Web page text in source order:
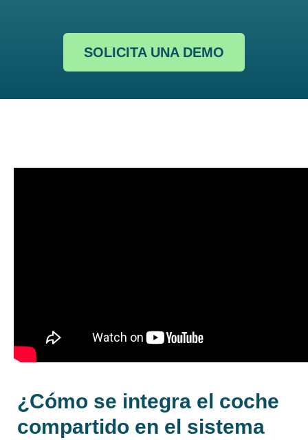
SOLICITA UNA DEMO
¿Cómo se integra el coche
compartido en el sistema